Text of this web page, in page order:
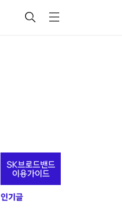
검
메
추
정
보
SK브로드밴드
이용가이드
인기글